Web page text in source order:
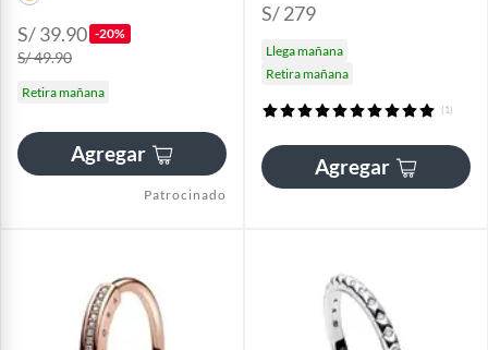
S/ 39.90 -20%
S/ 49.90
Retira mañana
Agregar
Patrocinado
S/ 279
Llega mañana
Retira mañana
(1)
Agregar